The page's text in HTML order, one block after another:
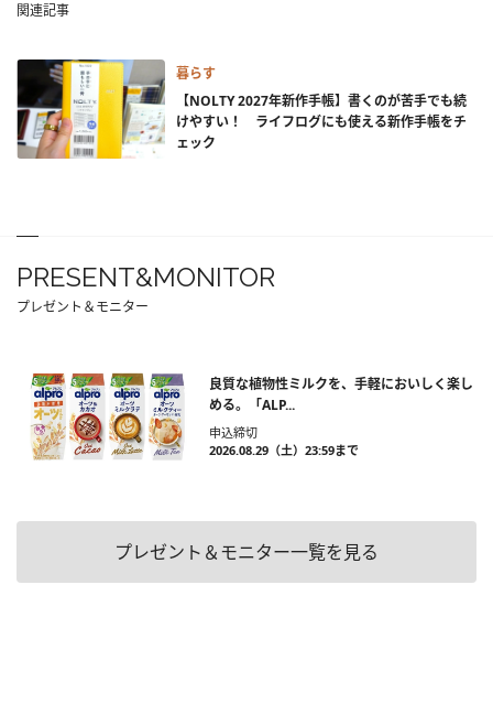
関連記事
暮らす
【NOLTY 2027年新作手帳】書くのが苦手でも続
けやすい！ ライフログにも使える新作手帳をチ
ェック
PRESENT&MONITOR
プレゼント＆モニター
良質な植物性ミルクを、手軽においしく楽し
める。「ALP...
申込締切
2026.08.29（土）23:59まで
プレゼント＆モニター一覧を見る